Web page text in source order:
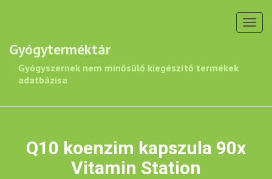
Gyógyterméktár
Gyógyszernek nem minősülő kiegészítő termékek
adatbázisa
Q10 koenzim kapszula 90x
Vitamin Station